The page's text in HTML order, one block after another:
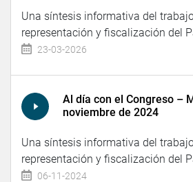
Una síntesis informativa del
representación y fiscalización del
23-03-2026
Al día con el Congreso –
noviembre de 2024
Una síntesis informativa del
representación y fiscalización del
06-11-2024